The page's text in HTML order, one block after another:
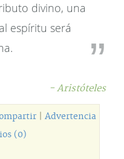
divino, una
espíritu será
- Aristóteles
| Advertencia
(0)